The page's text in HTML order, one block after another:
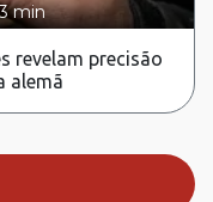
3 min
revelam precisão
alemã